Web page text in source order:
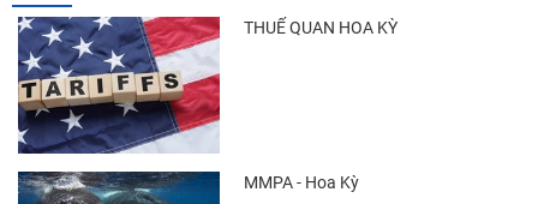
THUẾ QUAN HOA KỲ
MMPA - Hoa Kỳ